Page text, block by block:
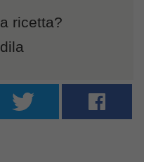
ricetta?